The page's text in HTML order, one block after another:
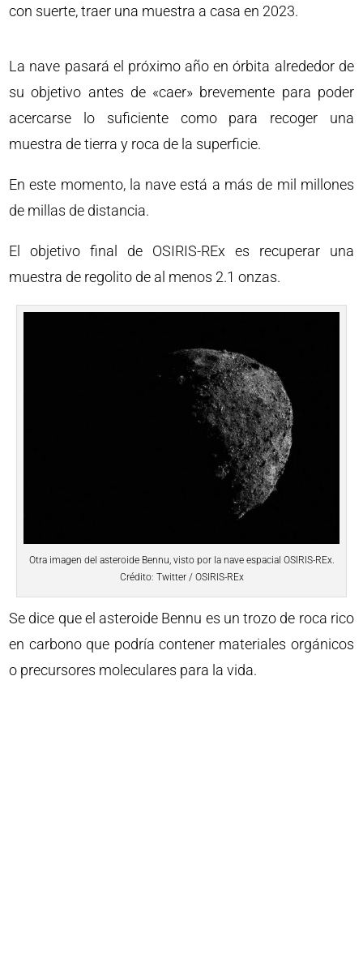
con suerte, traer una muestra a casa en 2023.
La nave pasará el próximo año en órbita alrededor de
su objetivo antes de «caer» brevemente para poder
acercarse lo suficiente como para recoger una
muestra de tierra y roca de la superficie.
En este momento, la nave está a más de mil millones
de millas de distancia.
El objetivo final de OSIRIS-REx es recuperar una
muestra de regolito de al menos 2.1 onzas.
Otra imagen del asteroide Bennu, visto por la nave espacial OSIRIS-REx.
Crédito: Twitter / OSIRIS-REx
Se dice que el asteroide Bennu es un trozo de roca rico
en carbono que podría contener materiales orgánicos
o precursores moleculares para la vida.